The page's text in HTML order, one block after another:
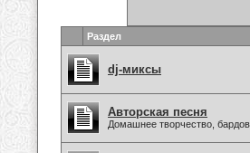
Раздел
dj-миксы
Авторская песня
Домашнее творчество,